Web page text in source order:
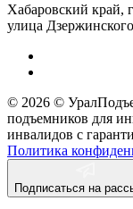
Хабаровский край,
улица
© 2026 ©
подъемников для
инвалидов с
Политика
Подписаться на